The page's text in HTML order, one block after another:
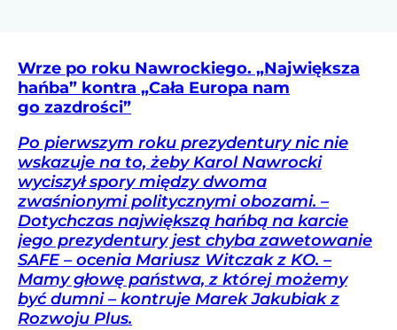
Wrze po roku Nawrockiego. „Największa
hańba” kontra „Cała Europa nam
go zazdrości”
Po pierwszym roku prezydentury nic nie
wskazuje na to, żeby Karol Nawrocki
wyciszył spory między dwoma
zwaśnionymi politycznymi obozami. –
Dotychczas największą hańbą na karcie
jego prezydentury jest chyba zawetowanie
SAFE – ocenia Mariusz Witczak z KO. –
Mamy głowę państwa, z której możemy
być dumni – kontruje Marek Jakubiak z
Rozwoju Plus.